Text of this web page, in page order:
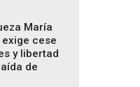
María
cese
y libertad
de